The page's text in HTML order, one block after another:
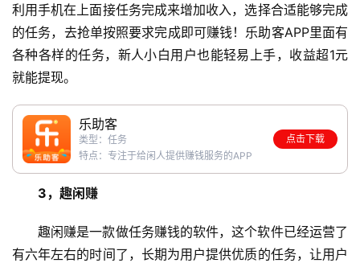
利用手机在上面接任务完成来增加收入，选择合适能够完成
的任务，去抢单按照要求完成即可赚钱！乐助客APP里面有
各种各样的任务，新人小白用户也能轻易上手，收益超1元
就能提现。
乐助客
类型：任务
特点：专注于给闲人提供赚钱服务的APP
点击下载
3，趣闲赚
趣闲赚是一款做任务赚钱的软件，这个软件已经运营了
有六年左右的时间了，长期为用户提供优质的任务，让用户